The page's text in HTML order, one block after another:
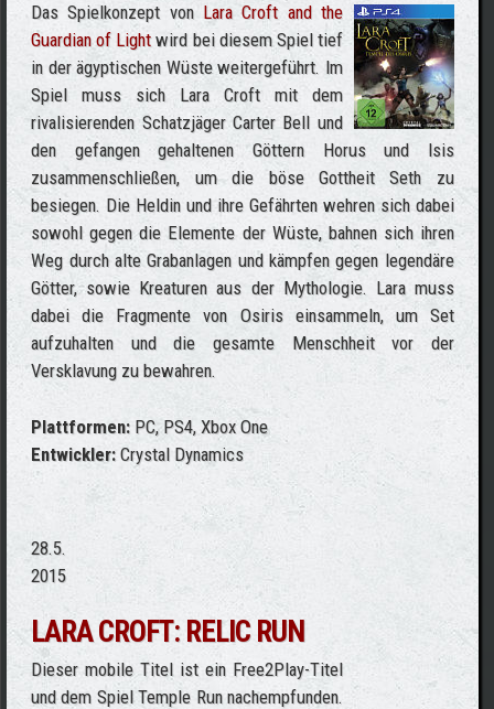
Das Spielkonzept von Lara Croft and the
Guardian of Lightwird bei diesem Spiel tief
in der ägyptischen Wüste weitergeführt. Im
Spiel muss sich Lara Croft mit dem
rivalisierenden Schatzjäger Carter Bell und
den gefangen gehaltenen Göttern Horus und Isis
zusammenschließen, um die böse Gottheit Seth zu
besiegen. Die Heldin und ihre Gefährten wehren sich dabei
sowohl gegen die Elemente der Wüste, bahnen sich ihren
Weg durch alte Grabanlagen und kämpfen gegen legendäre
Götter, sowie Kreaturen aus der Mythologie. Lara muss
dabei die Fragmente von Osiris einsammeln, um Set
aufzuhalten und die gesamte Menschheit vor der
Versklavung zu bewahren.
Plattformen: PC, PS4, Xbox One
Entwickler: Crystal Dynamics
28.5.
2015
LARA CROFT: RELIC RUN
Dieser mobile Titel ist ein Free2Play-Titel
und dem Spiel Temple Run nachempfunden.